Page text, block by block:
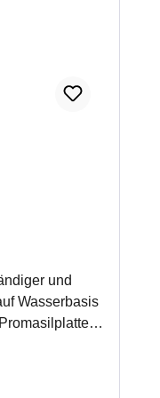
und
Wasserbasis
zur